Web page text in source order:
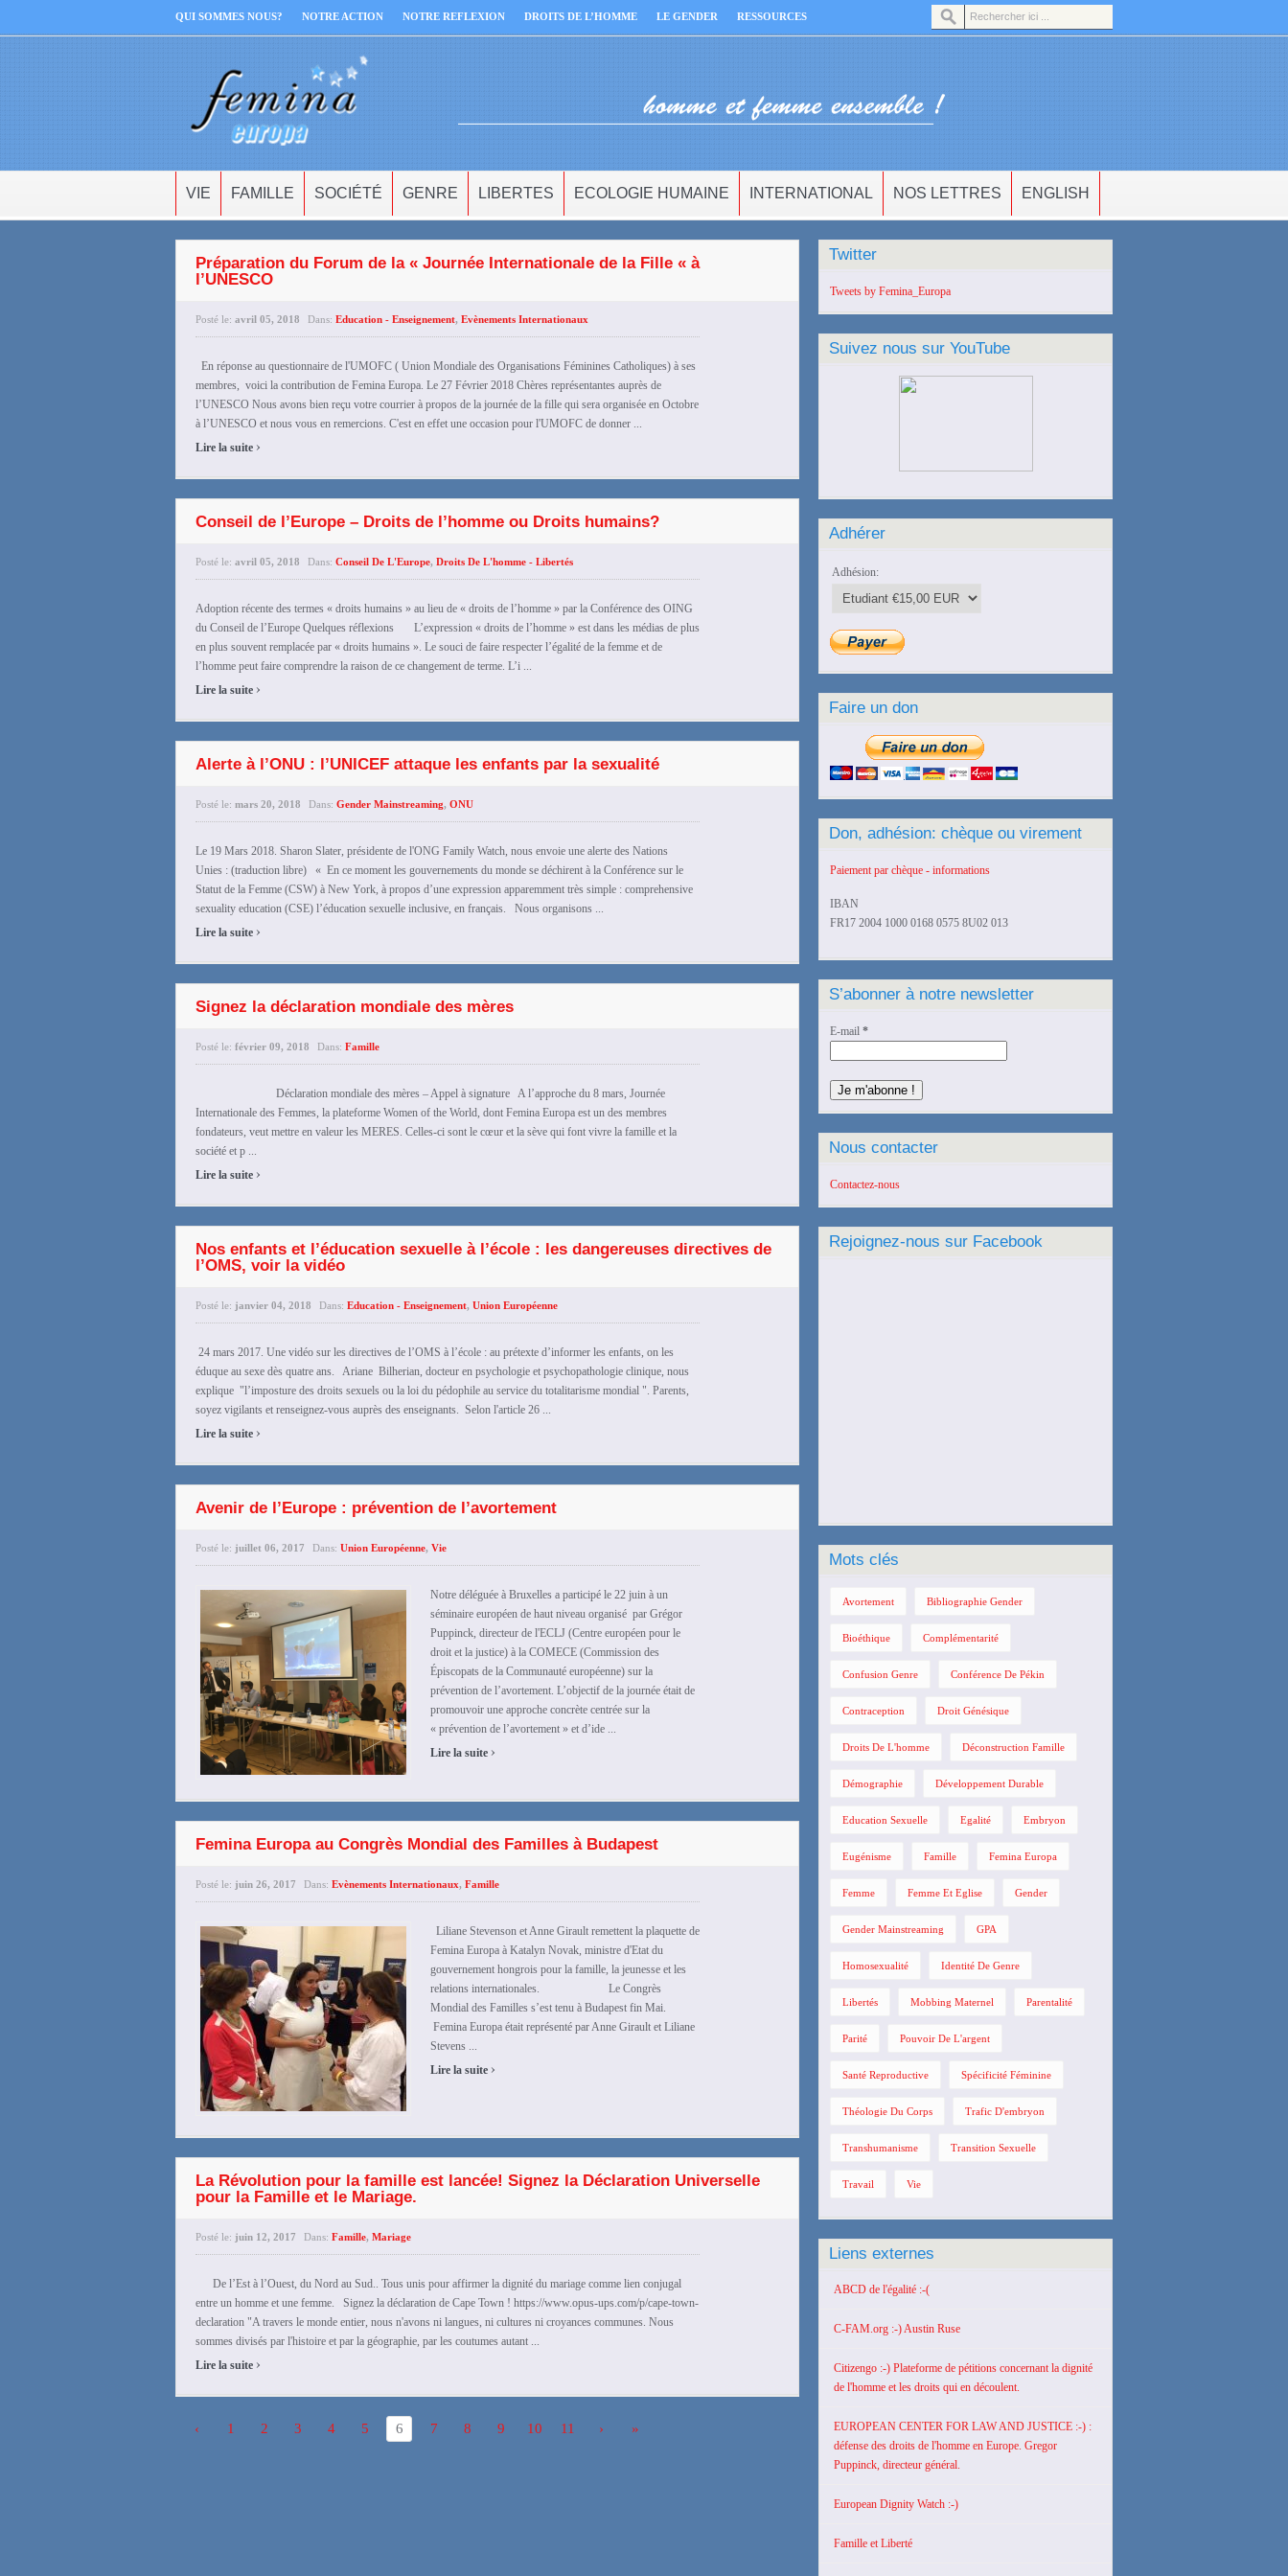
QUI SOMMES NOUS? NOTRE ACTION NOTRE REFLEXION DROITS DE L’HOMME LE GENDER RESSOURCES
VIE FAMILLE SOCIÉTÉ GENRE LIBERTES ECOLOGIE HUMAINE INTERNATIONAL NOS LETTRES ENGLISH
Préparation du Forum de la « Journée Internationale de la Fille « à
l’UNESCO
Posté le: avril 05, 2018 Dans: Education - Enseignement, Evènements Internationaux
En réponse au questionnaire de l'UMOFC ( Union Mondiale des Organisations Féminines Catholiques) à ses
membres, voici la contribution de Femina Europa. Le 27 Février 2018 Chères représentantes auprès de
l’UNESCO Nous avons bien reçu votre courrier à propos de la journée de la fille qui sera organisée en Octobre
à l’UNESCO et nous vous en remercions. C'est en effet une occasion pour l'UMOFC de donner ...
Lire la suite ›
Conseil de l’Europe – Droits de l’homme ou Droits humains?
Posté le: avril 05, 2018 Dans: Conseil De L'Europe, Droits De L'homme - Libertés
Adoption récente des termes « droits humains » au lieu de « droits de l’homme » par la Conférence des OING
du Conseil de l’Europe Quelques réflexions L’expression « droits de l’homme » est dans les médias de plus
en plus souvent remplacée par « droits humains ». Le souci de faire respecter l’égalité de la femme et de
l’homme peut faire comprendre la raison de ce changement de terme. L’i ...
Lire la suite ›
Alerte à l’ONU : l’UNICEF attaque les enfants par la sexualité
Posté le: mars 20, 2018 Dans: Gender Mainstreaming, ONU
Le 19 Mars 2018. Sharon Slater, présidente de l'ONG Family Watch, nous envoie une alerte des Nations
Unies : (traduction libre) « En ce moment les gouvernements du monde se déchirent à la Conférence sur le
Statut de la Femme (CSW) à New York, à propos d’une expression apparemment très simple : comprehensive
sexuality education (CSE) l’éducation sexuelle inclusive, en français. Nous organisons ...
Lire la suite ›
Signez la déclaration mondiale des mères
Posté le: février 09, 2018 Dans: Famille
Déclaration mondiale des mères – Appel à signature A l’approche du 8 mars, Journée
Internationale des Femmes, la plateforme Women of the World, dont Femina Europa est un des membres
fondateurs, veut mettre en valeur les MERES. Celles-ci sont le cœur et la sève qui font vivre la famille et la
société et p ...
Lire la suite ›
Nos enfants et l’éducation sexuelle à l’école : les dangereuses directives de
l’OMS, voir la vidéo
Posté le: janvier 04, 2018 Dans: Education - Enseignement, Union Européenne
24 mars 2017. Une vidéo sur les directives de l’OMS à l’école : au prétexte d’informer les enfants, on les
éduque au sexe dès quatre ans. Ariane Bilherian, docteur en psychologie et psychopathologie clinique, nous
explique "l’imposture des droits sexuels ou la loi du pédophile au service du totalitarisme mondial ". Parents,
soyez vigilants et renseignez-vous auprès des enseignants. Selon l'article 26 ...
Lire la suite ›
Avenir de l’Europe : prévention de l’avortement
Posté le: juillet 06, 2017 Dans: Union Européenne, Vie
Notre déléguée à Bruxelles a participé le 22 juin à un
séminaire européen de haut niveau organisé par Grégor
Puppinck, directeur de l'ECLJ (Centre européen pour le
droit et la justice) à la COMECE (Commission des
Épiscopats de la Communauté européenne) sur la
prévention de l’avortement. L’objectif de la journée était de
promouvoir une approche concrète centrée sur la
« prévention de l’avortement » et d’ide ...
Lire la suite ›
Femina Europa au Congrès Mondial des Familles à Budapest
Posté le: juin 26, 2017 Dans: Evènements Internationaux, Famille
Liliane Stevenson et Anne Girault remettent la plaquette de
Femina Europa à Katalyn Novak, ministre d'Etat du
gouvernement hongrois pour la famille, la jeunesse et les
relations internationales. Le Congrès
Mondial des Familles s’est tenu à Budapest fin Mai.
Femina Europa était représenté par Anne Girault et Liliane
Stevens ...
Lire la suite ›
La Révolution pour la famille est lancée! Signez la Déclaration Universelle
pour la Famille et le Mariage.
Posté le: juin 12, 2017 Dans: Famille, Mariage
De l’Est à l’Ouest, du Nord au Sud.. Tous unis pour affirmer la dignité du mariage comme lien conjugal
entre un homme et une femme. Signez la déclaration de Cape Town ! https://www.opus-ups.com/p/cape-town-
declaration "A travers le monde entier, nous n'avons ni langues, ni cultures ni croyances communes. Nous
sommes divisés par l'histoire et par la géographie, par les coutumes autant ...
Lire la suite ›
‹ 1 2 3 4 5 6 7 8 9 10 11 › »
Twitter
Tweets by Femina_Europa
Suivez nous sur YouTube
Adhérer
Adhésion:
Faire un don
Don, adhésion: chèque ou virement
Paiement par chèque - informations
IBAN
FR17 2004 1000 0168 0575 8U02 013
S’abonner à notre newsletter
E-mail *
Nous contacter
Contactez-nous
Rejoignez-nous sur Facebook
Mots clés
Avortement Bibliographie Gender
Bioéthique Complémentarité
Confusion Genre Conférence De Pékin
Contraception Droit Génésique
Droits De L'homme Déconstruction Famille
Démographie Développement Durable
Education Sexuelle Egalité Embryon
Eugénisme Famille Femina Europa
Femme Femme Et Eglise Gender
Gender Mainstreaming GPA
Homosexualité Identité De Genre
Libertés Mobbing Maternel Parentalité
Parité Pouvoir De L'argent
Santé Reproductive Spécificité Féminine
Théologie Du Corps Trafic D'embryon
Transhumanisme Transition Sexuelle
Travail Vie
Liens externes
ABCD de l'égalité :-(
C-FAM.org :-) Austin Ruse
Citizengo :-) Plateforme de pétitions concernant la dignité
de l'homme et les droits qui en découlent.
EUROPEAN CENTER FOR LAW AND JUSTICE :-) :
défense des droits de l'homme en Europe. Gregor
Puppinck, directeur général.
European Dignity Watch :-)
Famille et Liberté